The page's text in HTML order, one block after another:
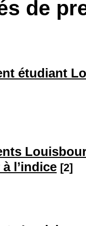
de
étudiant
l’indice [2]